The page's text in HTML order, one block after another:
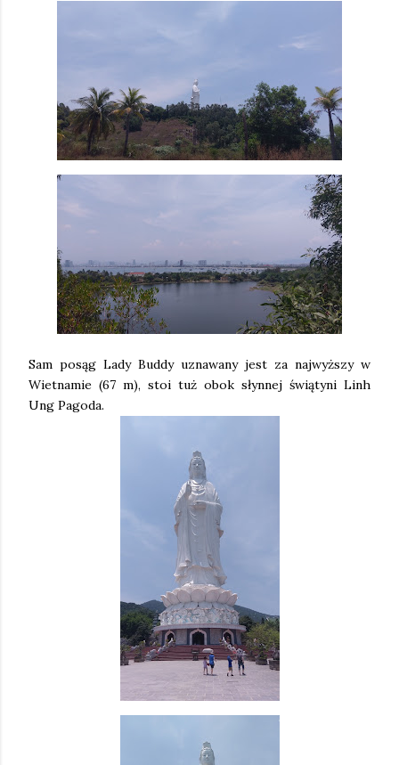
Sam posąg Lady Buddy uznawany jest za najwyższy w
Wietnamie (67 m), stoi tuż obok słynnej świątyni Linh
Ung Pagoda.